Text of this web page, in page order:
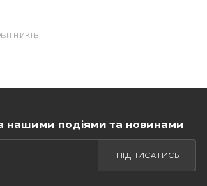
нашими подіями та новинами
ПІДПИСАТИСЬ